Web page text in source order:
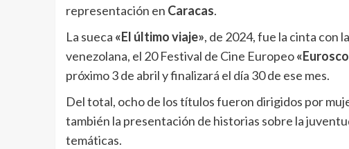
representación en Caracas.
La sueca «El último viaje», de 2024, fue la cinta con
venezolana, el 20 Festival de Cine Europeo
próximo 3 de abril y finalizará el día 30 de ese mes.
Del total, ocho de los títulos fueron dirigidos por
también la presentación de historias sobre la
temáticas.